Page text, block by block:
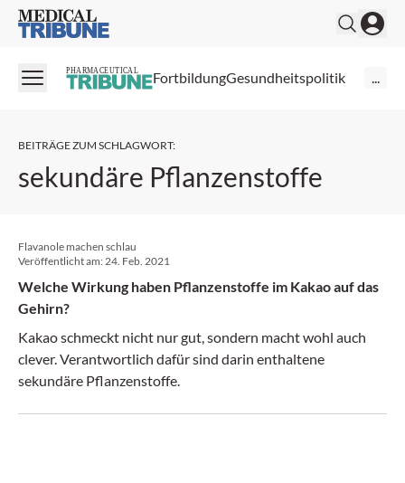
Medical Tribune
PHARMACEUTICAL FortbildungGesundheitspolitik ...
BEITRÄGE ZUM SCHLAGWORT:
sekundäre Pflanzenstoffe
Flavanole machen schlau
Veröffentlicht am: 24. Feb. 2021
Welche Wirkung haben Pflanzenstoffe im Kakao auf das
Gehirn?
Kakao schmeckt nicht nur gut, sondern macht wohl auch
clever. Verantwortlich dafür sind darin enthaltene
sekundäre Pflanzenstoffe.